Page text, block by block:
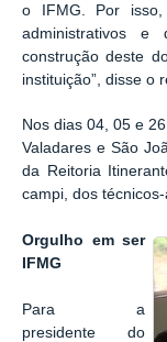
o IFMG. Por isso,
administrativos
construção deste
instituição”, disse o
Nos dias 04, 05 e
Valadares e São
da Reitoria
campi, dos
Orgulho em ser
IFMG
Para a
presidente do